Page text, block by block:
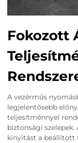
Fokozott
A vezérműs
legjelentősebb
teljesítménnyel
biztonsági
kinyitást a beállított